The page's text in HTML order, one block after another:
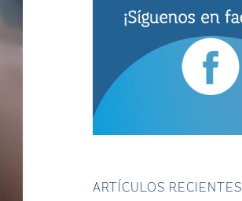
ARTÍCULOS RECIENTES